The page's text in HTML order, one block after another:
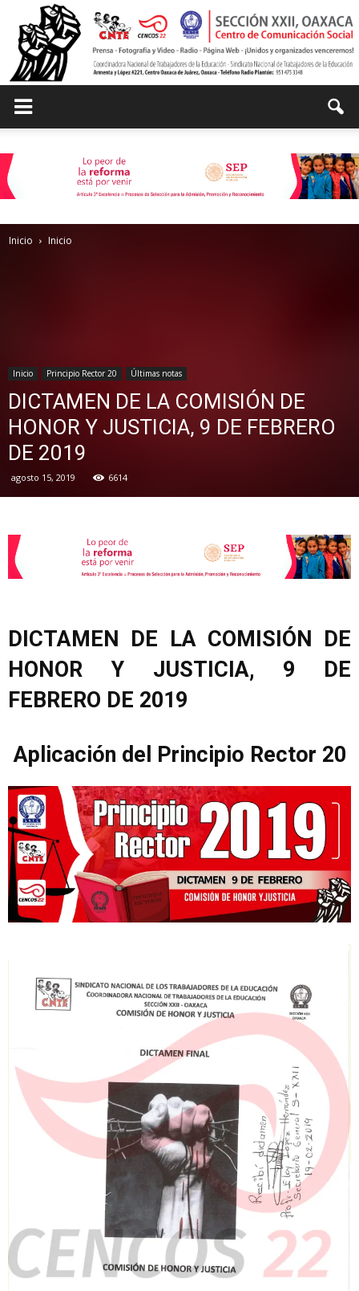
de
de
Sección
Inicio Inicio
Inicio Principio Rector 20 Últimas notas
DICTAMEN DE LA COMISIÓN DE
HONOR Y JUSTICIA, 9 DE FEBRERO
DE 2019
agosto 15, 2019 6614
DICTAMEN DE LA COMISIÓN DE
HONOR Y JUSTICIA, 9 DE
FEBRERO DE 2019
Aplicación del Principio Rector 20